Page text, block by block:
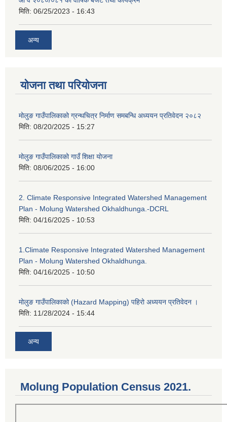
मिति: 06/25/2023 - 16:43
अन्य
योजना तथा परियोजना
मोलुङ गाउँपालिकाको ग्रन्थचित्र निर्माण समबन्धि अध्ययन प्रतिवेदन २०८२
मिति: 08/20/2025 - 15:27
मोलुङ गाउँपालिकाको गाउँ शिक्षा योजना
मिति: 08/06/2025 - 16:00
2. Climate Responsive Integrated Watershed Management
Plan - Molung Watershed Okhaldhunga.-DCRL
मिति: 04/16/2025 - 10:53
1.Climate Responsive Integrated Watershed Management
Plan - Molung Watershed Okhaldhunga.
मिति: 04/16/2025 - 10:50
मोलुङ गाउँपालिकाको (Hazard Mapping) पहिरो अध्ययन प्रतिवेदन ।
मिति: 11/28/2024 - 15:44
अन्य
Molung Population Census 2021.